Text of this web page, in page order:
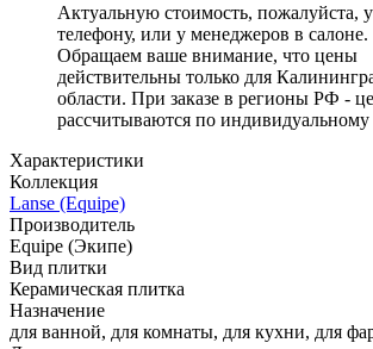
Актуальную стоимость, пожалуйста,
телефону, или у менеджеров в салоне.
Обращаем ваше внимание, что цены
действительны только для
области. При заказе в регионы РФ -
рассчитываются по индивидуальному
Характеристики
Коллекция
Lanse (Equipe)
Производитель
Equipe (Экипе)
Вид плитки
Керамическая плитка
Назначение
для ванной, для комнаты, для кухни, для